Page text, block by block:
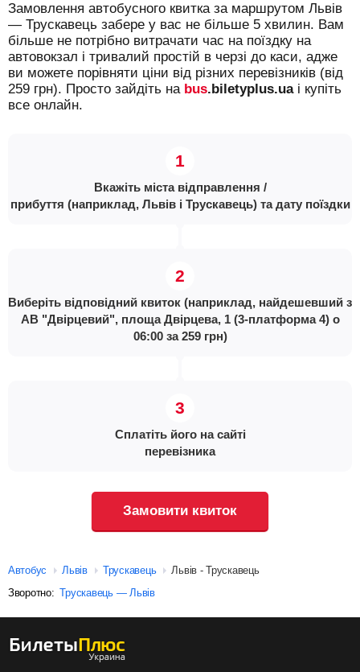
Замовлення автобусного квитка за маршрутом Львів
— Трускавець забере у вас не більше 5 хвилин. Вам
більше не потрібно витрачати час на поїздку на
автовокзал і тривалий простій в черзі до каси, адже
ви можете порівняти ціни від різних перевізників (від
259 грн). Просто зайдіть на bus.biletyplus.uaі купіть
все онлайн.
Вкажіть міста відправлення /
прибуття (наприклад, Львів і Трускавець) та дату поїздки
Виберіть відповідний квиток (наприклад, найдешевший з
АВ "Двірцевий", площа Двірцева, 1 (3-платформа 4) о
06:00 за 259 грн)
Сплатіть його на сайті
перевізника
Замовити квиток
Автобус Львів Трускавець
Львів - Трускавець
Зворотно: Трускавець — Львів